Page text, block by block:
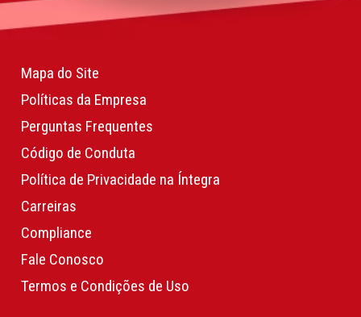
Mapa do Site
Políticas da Empresa
Perguntas Frequentes
Código de Conduta
Política de Privacidade na Íntegra
Carreiras
Compliance
Fale Conosco
Termos e Condições de Uso